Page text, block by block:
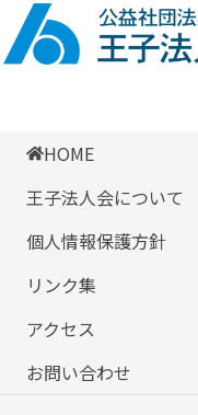
HOME
王子法人会について
個人情報保護方針
リンク集
アクセス
お問い合わせ